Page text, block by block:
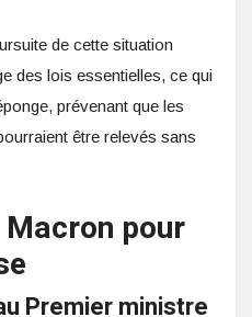
de cette situation
des lois essentielles, ce qui
prévenant que les
être relevés sans
pour
Premier ministre